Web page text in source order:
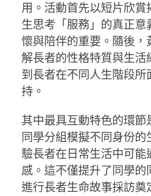
用。活動首先以短片欣
生思考「服務」的真正意
懷與陪伴的重要。隨後，
解長者的性格特質與生活
到長者在不同人生階段所
持。
其中最具互動特色的環節
同學分組模擬不同身份
驗長者在日常生活中可能
感。這不僅提升了同學的
進行長者生命故事採訪奠